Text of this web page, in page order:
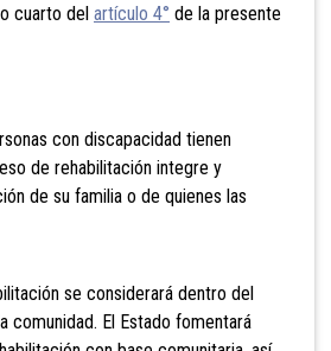
cuarto del artículo 4° de la presente
con discapacidad tienen
de rehabilitación integre y
de su familia o de quienes las
se considerará dentro del
comunidad. El Estado fomentará